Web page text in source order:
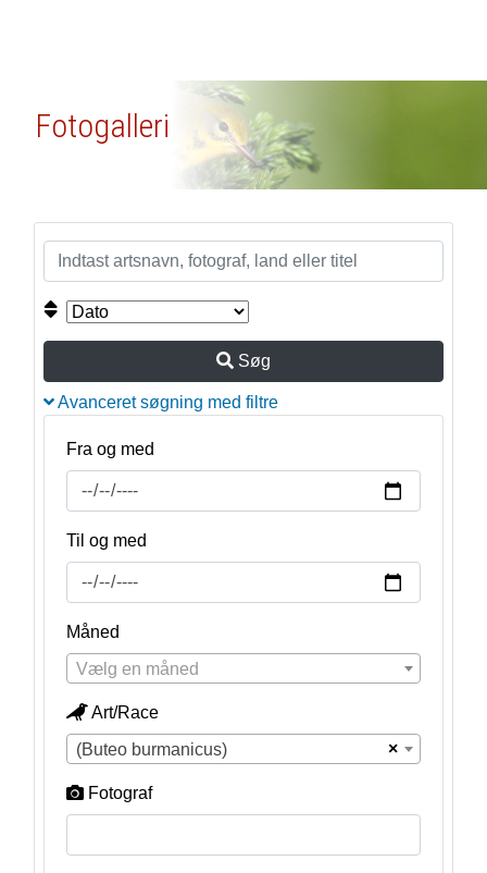
Fotogalleri
Søg
Avanceret søgning med filtre
Fra og med
Til og med
Måned
Vælg en måned
Art/Race
×
(Buteo burmanicus)
Fotograf